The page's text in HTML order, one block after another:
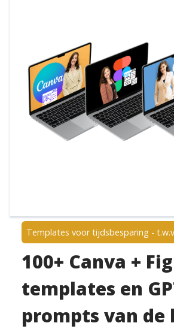
Templates voor tijdsbesparing -
100+ Canva +
templates en
prompts van de